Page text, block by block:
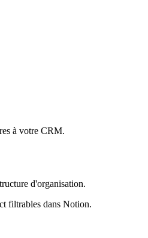
à votre CRM.
d'organisation.
filtrables dans Notion.